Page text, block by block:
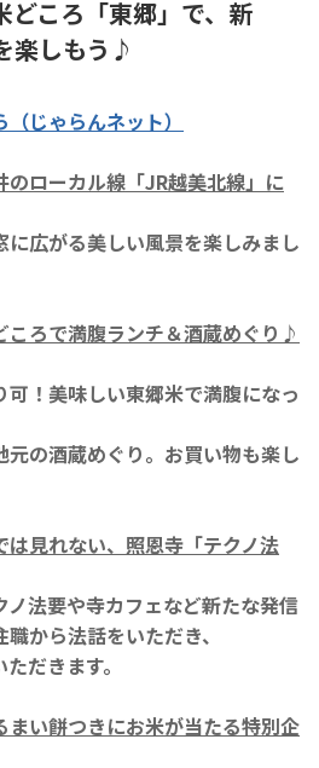
どころ「東郷」で、新
楽しもう♪
じゃらんネット）
のローカル線「JR越美北線」に
広がる美しい風景を楽しみまし
ころで満腹ランチ＆酒蔵めぐり♪
！美味しい東郷米で満腹になっ
の酒蔵めぐり。お買い物も楽し
は見れない、照恩寺「テクノ法
法要や寺カフェなど新たな発信
から法話をいただき、
だきます。
まい餅つきにお米が当たる特別企